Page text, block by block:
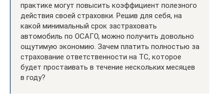
практике могут повысить коэффициент полезного
действия своей страховки. Решив для себя, на
какой минимальный срок застраховать
автомобиль по ОСАГО, можно получить довольно
ощутимую экономию. Зачем платить полностью за
страхование ответственности на ТС, которое
будет простаивать в течение нескольких месяцев
в году?